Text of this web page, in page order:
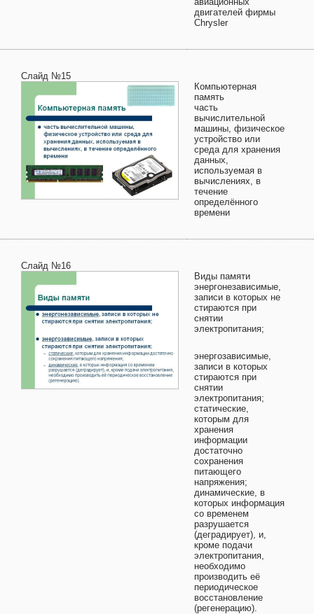
двигателей фирмы
Chrysler
Слайд №15
Компьютерная
память
часть
вычислительной
машины, физическое
устройство или
среда для хранения
данных,
используемая в
вычислениях, в
течение
определённого
времени
Слайд №16
Виды памяти
энергонезависимые,
записи в которых не
стираются при
снятии
электропитания;
энергозависимые,
записи в которых
стираются при
снятии
электропитания;
статические,
которым для
хранения
информации
достаточно
сохранения
питающего
напряжения;
динамические, в
которых информация
со временем
разрушается
(деградирует), и,
кроме подачи
электропитания,
необходимо
производить её
периодическое
восстановление
(регенерацию).